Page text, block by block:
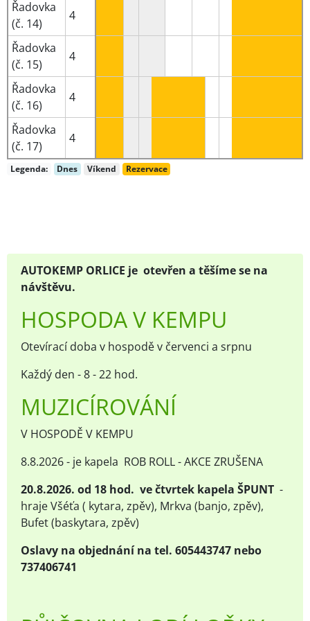
Řadovka
(č. 14)
4
Řadovka
(č. 15)
4
Řadovka
(č. 16)
4
Řadovka
(č. 17)
4
Legenda: Dnes Víkend Rezervace
AUTOKEMP ORLICE je otevřen a těšíme se na
návštěvu.
HOSPODA V KEMPU
Otevírací doba v hospodě v červenci a srpnu
Každý den - 8 - 22 hod.
MUZICÍROVÁNÍ
V HOSPODĚ V KEMPU
8.8.2026 - je kapela ROB ROLL - AKCE ZRUŠENA
20.8.2026. od 18 hod. ve čtvrtek kapela ŠPUNT -
hraje Všéťa ( kytara, zpěv), Mrkva (banjo, zpěv),
Bufet (baskytara, zpěv)
Oslavy na objednání na tel. 605443747 nebo
737406741